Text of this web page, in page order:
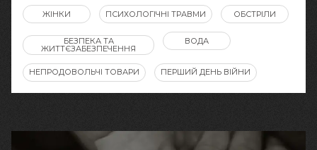
ЖІНКИ ПСИХОЛОГІЧНІ ТРАВМИ ОБСТРІЛИ
БЕЗПЕКА ТА
ЖИТТЄЗАБЕЗПЕЧЕННЯ
ВОДА
НЕПРОДОВОЛЬЧІ ТОВАРИ ПЕРШИЙ ДЕНЬ ВІЙНИ